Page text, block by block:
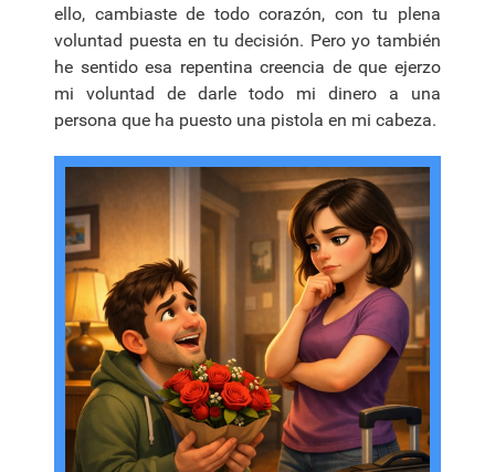
ello, cambiaste de todo corazón, con tu plena
voluntad puesta en tu decisión. Pero yo también
he sentido esa repentina creencia de que ejerzo
mi voluntad de darle todo mi dinero a una
persona que ha puesto una pistola en mi cabeza.